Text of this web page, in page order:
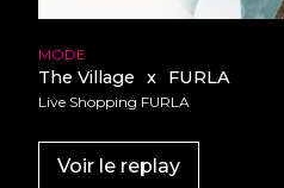
MODE
The Village x FURLA
Live Shopping FURLA
Voir le replay